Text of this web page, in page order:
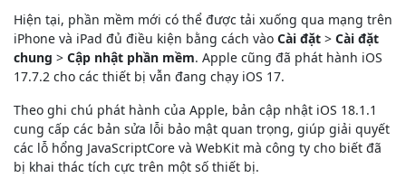
Hiện tại, phần mềm mới có thể được tải xuống qua mạng trên
iPhone và iPad đủ điều kiện bằng cách vào Cài đặt > Cài đặt
chung > Cập nhật phần mềm. Apple cũng đã phát hành iOS
17.7.2 cho các thiết bị vẫn đang chạy iOS 17.
Theo ghi chú phát hành của Apple, bản cập nhật iOS 18.1.1
cung cấp các bản sửa lỗi bảo mật quan trọng, giúp giải quyết
các lỗ hổng JavaScriptCore và WebKit mà công ty cho biết đã
bị khai thác tích cực trên một số thiết bị.